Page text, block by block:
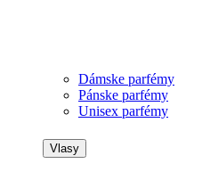
Dámske parfémy
Pánske parfémy
Unisex parfémy
Vlasy